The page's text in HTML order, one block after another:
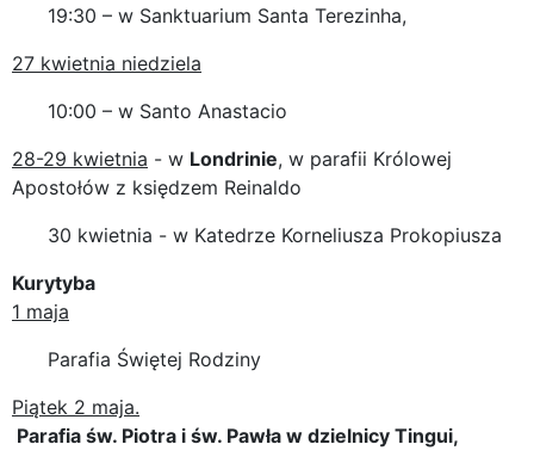
19:30 – w Sanktuarium Santa Terezinha,
27 kwietnia niedziela
10:00 – w Santo Anastacio
28-29 kwietnia - w Londrinie, w parafii Królowej
Apostołów z księdzem Reinaldo
30 kwietnia - w Katedrze Korneliusza Prokopiusza
Kurytyba
1 maja
Parafia Świętej Rodziny
Piątek 2 maja.
Parafia św. Piotra i św. Pawła w dzielnicy Tingui,